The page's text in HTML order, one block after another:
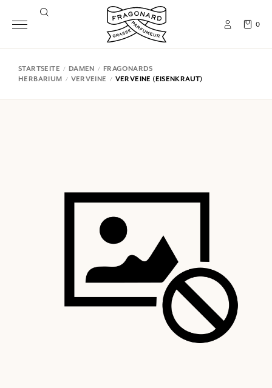
0
STARTSEITE DAMEN
FRAGONARDS
HERBARIUM
VERVEINE VERVEINE (EISENKRAUT)